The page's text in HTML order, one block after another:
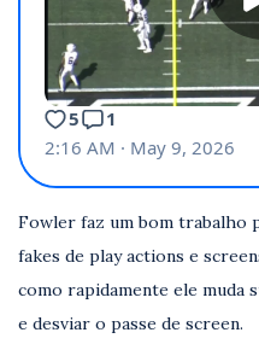
Fowler faz um bom trabalho
fakes de play actions e
como rapidamente ele muda
e desviar o passe de screen.